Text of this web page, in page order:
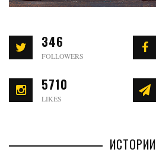
346
FOLLOWERS
5710
LIKES
ИСТОРИИ